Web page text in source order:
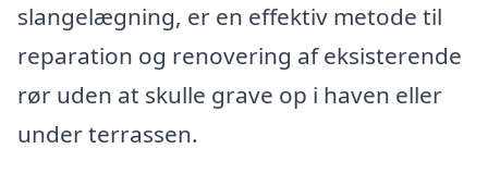
slangelægning, er en effektiv metode til
reparation og renovering af eksisterende
rør uden at skulle grave op i haven eller
under terrassen.